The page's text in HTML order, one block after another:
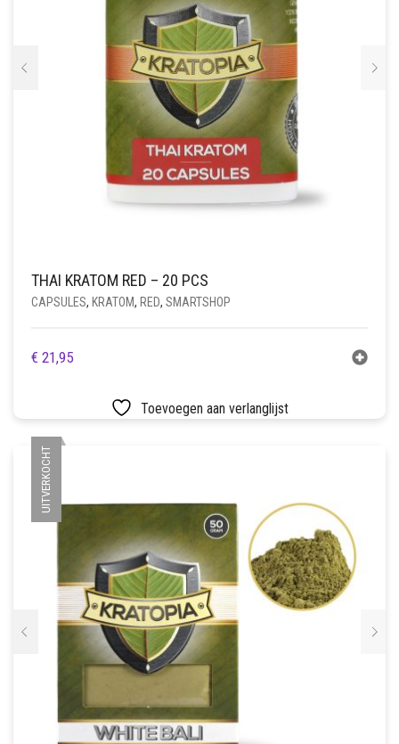
THAI KRATOM RED – 20 PCS
CAPSULES, KRATOM, RED, SMARTSHOP
€ 21,95
Toevoegen aan verlanglijst
UITVERKOCHT